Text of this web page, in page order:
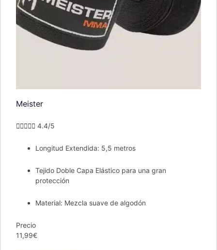
Meister
 4.4/5
Longitud Extendida: 5,5 metros
Tejido Doble Capa Elástico para una gran
protección
Material: Mezcla suave de algodón
Precio
11,99€